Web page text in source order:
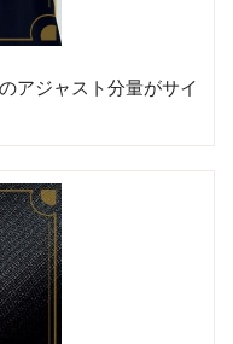
アジャスト分量がサイ